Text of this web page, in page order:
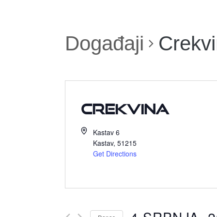
Događaji
Crekvina
Kastav 6
Kastav, 51215
Get Directions